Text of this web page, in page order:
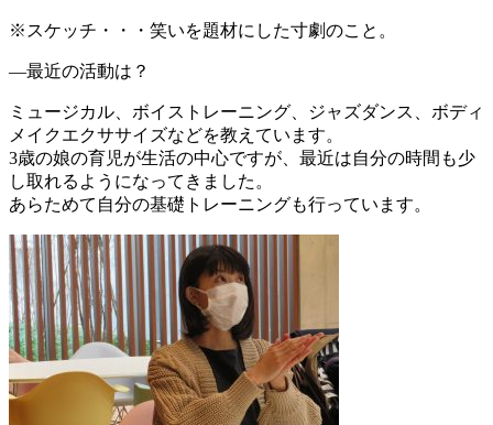
※スケッチ・・・笑いを題材にした寸劇のこと。
―最近の活動は？
ミュージカル、ボイストレーニング、ジャズダンス、ボディ
メイクエクササイズなどを教えています。
3歳の娘の育児が生活の中心ですが、最近は自分の時間も少
し取れるようになってきました。
あらためて自分の基礎トレーニングも行っています。